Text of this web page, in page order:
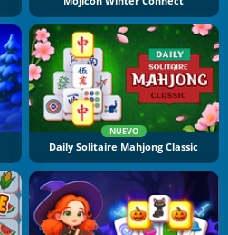
NUEVO
Daily Solitaire Mahjong Classic